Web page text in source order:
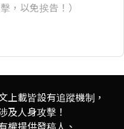
，以免挨告！）
上載皆設有追蹤機制，
及人身攻擊！
權提供發稿人、